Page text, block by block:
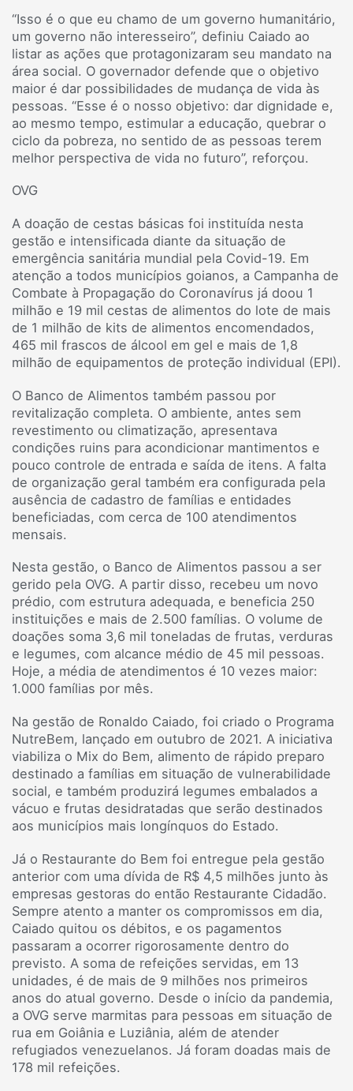
“Isso é o que eu chamo de um governo humanitário,
um governo não interesseiro”, definiu Caiado ao
listar as ações que protagonizaram seu mandato na
área social. O governador defende que o objetivo
maior é dar possibilidades de mudança de vida às
pessoas. “Esse é o nosso objetivo: dar dignidade e,
ao mesmo tempo, estimular a educação, quebrar o
ciclo da pobreza, no sentido de as pessoas terem
melhor perspectiva de vida no futuro”, reforçou.
OVG
A doação de cestas básicas foi instituída nesta
gestão e intensificada diante da situação de
emergência sanitária mundial pela Covid-19. Em
atenção a todos municípios goianos, a Campanha de
Combate à Propagação do Coronavírus já doou 1
milhão e 19 mil cestas de alimentos do lote de mais
de 1 milhão de kits de alimentos encomendados,
465 mil frascos de álcool em gel e mais de 1,8
milhão de equipamentos de proteção individual (EPI).
O Banco de Alimentos também passou por
revitalização completa. O ambiente, antes sem
revestimento ou climatização, apresentava
condições ruins para acondicionar mantimentos e
pouco controle de entrada e saída de itens. A falta
de organização geral também era configurada pela
ausência de cadastro de famílias e entidades
beneficiadas, com cerca de 100 atendimentos
mensais.
Nesta gestão, o Banco de Alimentos passou a ser
gerido pela OVG. A partir disso, recebeu um novo
prédio, com estrutura adequada, e beneficia 250
instituições e mais de 2.500 famílias. O volume de
doações soma 3,6 mil toneladas de frutas, verduras
e legumes, com alcance médio de 45 mil pessoas.
Hoje, a média de atendimentos é 10 vezes maior:
1.000 famílias por mês.
Na gestão de Ronaldo Caiado, foi criado o Programa
NutreBem, lançado em outubro de 2021. A iniciativa
viabiliza o Mix do Bem, alimento de rápido preparo
destinado a famílias em situação de vulnerabilidade
social, e também produzirá legumes embalados a
vácuo e frutas desidratadas que serão destinados
aos municípios mais longínquos do Estado.
Já o Restaurante do Bem foi entregue pela gestão
anterior com uma dívida de R$ 4,5 milhões junto às
empresas gestoras do então Restaurante Cidadão.
Sempre atento a manter os compromissos em dia,
Caiado quitou os débitos, e os pagamentos
passaram a ocorrer rigorosamente dentro do
previsto. A soma de refeições servidas, em 13
unidades, é de mais de 9 milhões nos primeiros
anos do atual governo. Desde o início da pandemia,
a OVG serve marmitas para pessoas em situação de
rua em Goiânia e Luziânia, além de atender
refugiados venezuelanos. Já foram doadas mais de
178 mil refeições.